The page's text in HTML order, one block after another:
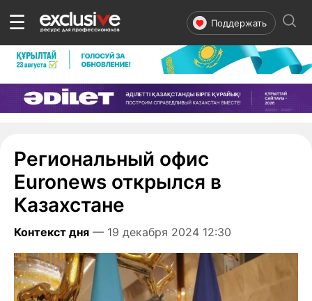
☰ Поддержать
Региональный офис
Euronews открылся в
Казахстане
Контекст дня — 19 декабря 2024 12:30